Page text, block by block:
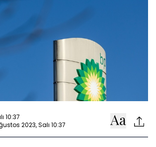
10:37
2023, Salı 10:37